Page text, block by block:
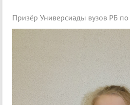
Призёр Универсиады вузов РБ